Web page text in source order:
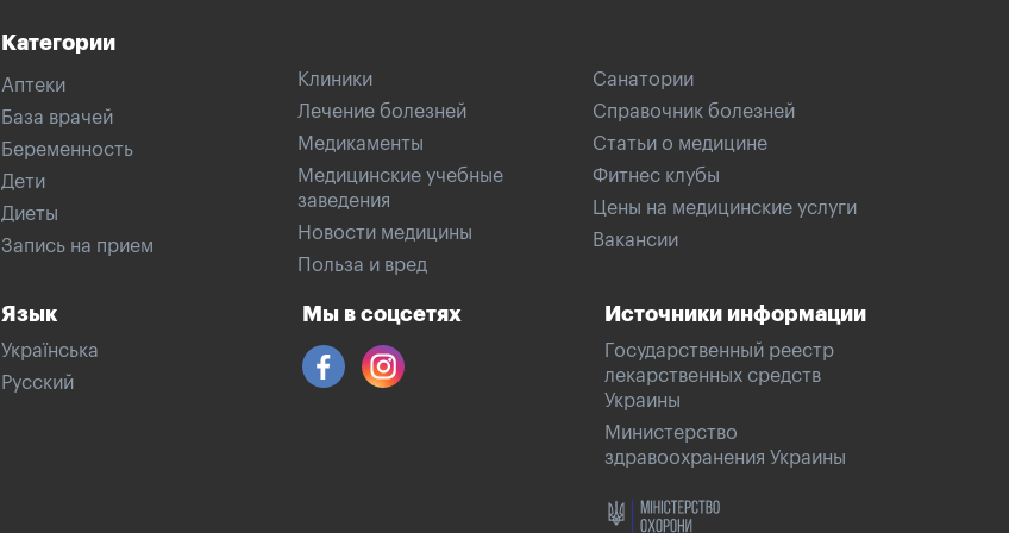
Категории
Аптеки
База врачей
Беременность
Дети
Диеты
Запись на прием
Клиники
Лечение болезней
Медикаменты
Медицинские учебные
заведения
Новости медицины
Польза и вред
Санатории
Справочник болезней
Статьи о медицине
Фитнес клубы
Цены на медицинские услуги
Вакансии
Язык
Українська
Русский
Мы в соцсетях Источники информации
Государственный реестр
лекарственных средств
Украины
Министерство
здравоохранения Украины